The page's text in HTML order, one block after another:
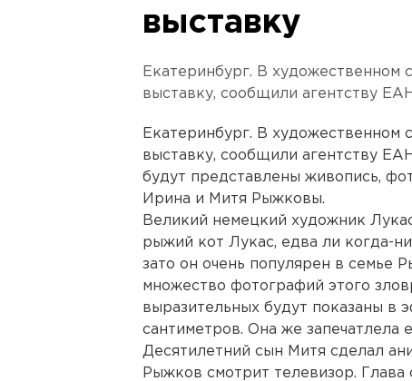
выставку
Екатеринбург. В художественном
выставку, сообщили агентству
Екатеринбург. В художественном
выставку, сообщили агентству
будут представлены живопись,
Ирина и Митя Рыжковы.
Великий немецкий художник
рыжий кот Лукас, едва ли когда-
зато он очень популярен в семье
множество фотографий этого
выразительных будут показаны в
сантиметров. Она же запечатлела
Десятилетний сын Митя сделал
Рыжков смотрит телевизор. Глава